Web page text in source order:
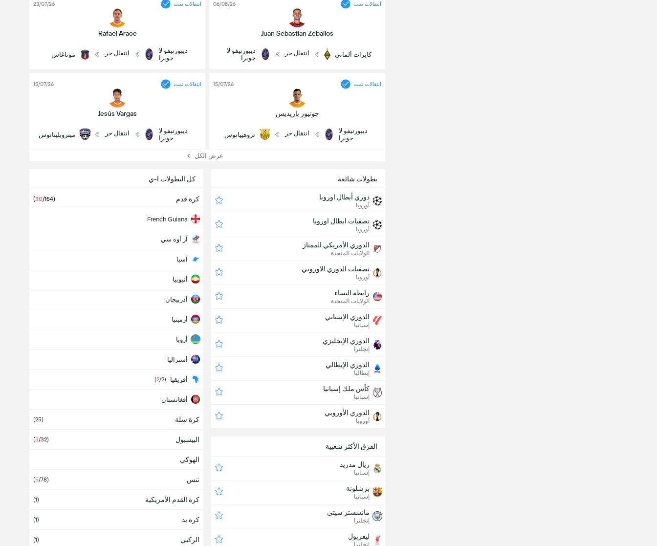
انتقالات تمت
Juan Sebastian Zeballos
06/08/26
كايرات ألماتي انتقال حر
ديبورتيفو لا
جويرا
انتقالات تمت
Rafael Arace
23/07/26
ديبورتيفو لا
جويرا
انتقال حر موناغاس
انتقالات تمت
جونيور باريديس
15/07/26
ديبورتيفو لا
جويرا
انتقال حر تروهييانوس
انتقالات تمت
Jesús Vargas
15/07/26
ديبورتيفو لا
جويرا
انتقال حر ميتروبليتانوس
عرض الكل
بطولات شائعة
دوري أبطال اوروبا
أوروبا
تصفيات ابطال اوروبا
أوروبا
الدوري الأمريكي الممتاز
الولايات المتحدة
تصفيات الدوري الاوروبي
أوروبا
رابطة النساء
الولايات المتحدة
الدوري الإسباني
إسبانيا
الدوري الإنجليزي
إنجلترا
الدوري الإيطالي
إيطاليا
كأس ملك إسبانيا
إسبانيا
الدوري الأوروبي
أوروبا
كل البطولات ا-ي
كرة قدم (30/154)
French Guiana
آر أوه سي
آسيا
أثيوبيا
أذربيجان
أرمينيا
أروبا
أستراليا
أفريقيا (2/2)
أفغانستان
ألبانيا
ألمانيا
أمريكا
أنتيغوا وبربودا
أنجولا
أندورا
أوروبا
كرة سلة (25)
البيسبول (3/32)
الهوكي
تنس (5/78)
كرة القدم الأمريكية (1)
كرة يد (1)
الركبي (1)
الفرق الأكثر شعبية
ريال مدريد
إسبانيا
برشلونة
إسبانيا
مانشستر سيتي
إنجلترا
ليفربول
إنجلترا